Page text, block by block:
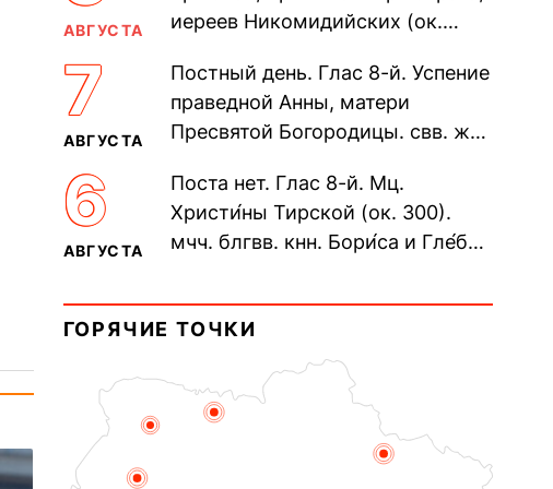
АВГУСТА
иереев Никомидийских (ок.
Печерского, в Ближних
пещерах...
7
АВГУСТА
Постный день. Глас 8-й. Успение
праведной Анны, матери
Пресвятой Богородицы. свв. жен
прп. Евпракси́и девы,...
6
АВГУСТА
Поста нет. Глас 8-й. Мц.
Христи́ны Тирской (ок. 300).
мчч. блгвв. кнн. Бори́са и Гле́ба,
Дави́да (1015). Прп....
ГОРЯЧИЕ ТОЧКИ